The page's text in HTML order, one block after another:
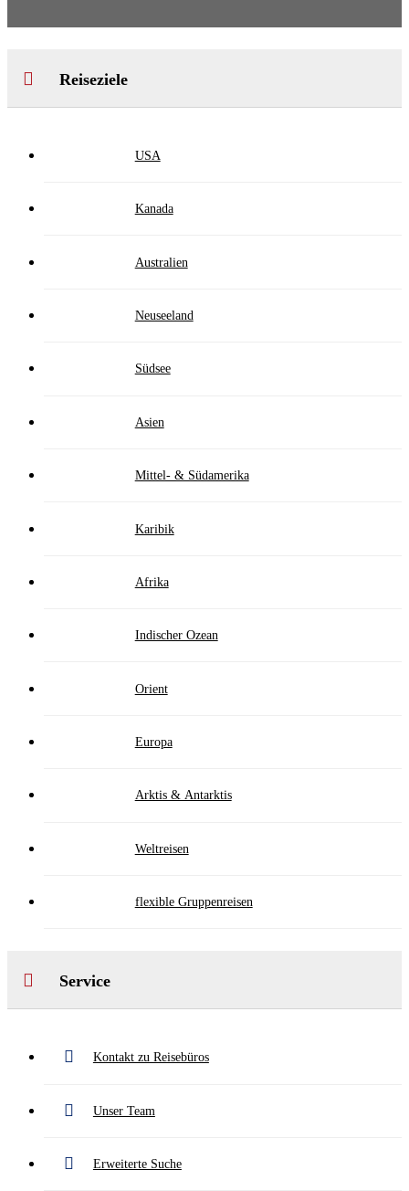
Reiseziele
USA
Kanada
Australien
Neuseeland
Südsee
Asien
Mittel- & Südamerika
Karibik
Afrika
Indischer Ozean
Orient
Europa
Arktis & Antarktis
Weltreisen
flexible Gruppenreisen
Service
Kontakt zu Reisebüros
Unser Team
Erweiterte Suche